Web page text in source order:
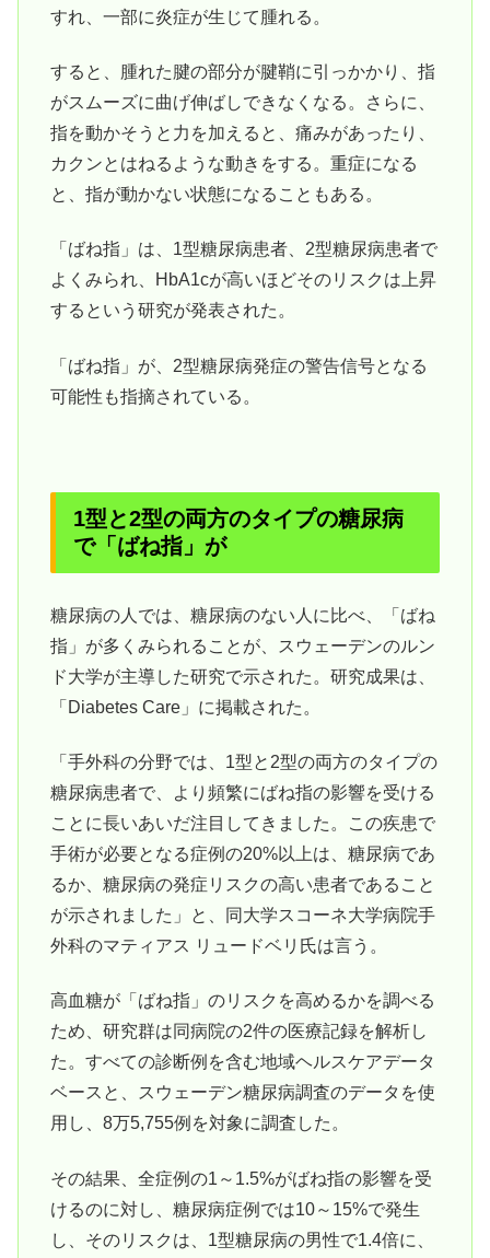
すれ、一部に炎症が生じて腫れる。
すると、腫れた腱の部分が腱鞘に引っかかり、指
がスムーズに曲げ伸ばしできなくなる。さらに、
指を動かそうと力を加えると、痛みがあったり、
カクンとはねるような動きをする。重症になる
と、指が動かない状態になることもある。
「ばね指」は、1型糖尿病患者、2型糖尿病患者で
よくみられ、HbA1cが高いほどそのリスクは上昇
するという研究が発表された。
「ばね指」が、2型糖尿病発症の警告信号となる
可能性も指摘されている。
1型と2型の両方のタイプの糖尿病
で「ばね指」が
糖尿病の人では、糖尿病のない人に比べ、「ばね
指」が多くみられることが、スウェーデンのルン
ド大学が主導した研究で示された。研究成果は、
「Diabetes Care」に掲載された。
「手外科の分野では、1型と2型の両方のタイプの
糖尿病患者で、より頻繁にばね指の影響を受ける
ことに長いあいだ注目してきました。この疾患で
手術が必要となる症例の20%以上は、糖尿病であ
るか、糖尿病の発症リスクの高い患者であること
が示されました」と、同大学スコーネ大学病院手
外科のマティアス リュードベリ氏は言う。
高血糖が「ばね指」のリスクを高めるかを調べる
ため、研究群は同病院の2件の医療記録を解析し
た。すべての診断例を含む地域ヘルスケアデータ
ベースと、スウェーデン糖尿病調査のデータを使
用し、8万5,755例を対象に調査した。
その結果、全症例の1～1.5%がばね指の影響を受
けるのに対し、糖尿病症例では10～15%で発生
し、そのリスクは、1型糖尿病の男性で1.4倍に、